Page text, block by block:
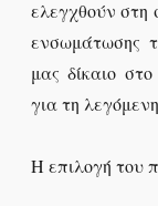
ελεγχθούν στη
ενσωμάτωσης
μας δίκαιο
για τη
Η επιλογή του